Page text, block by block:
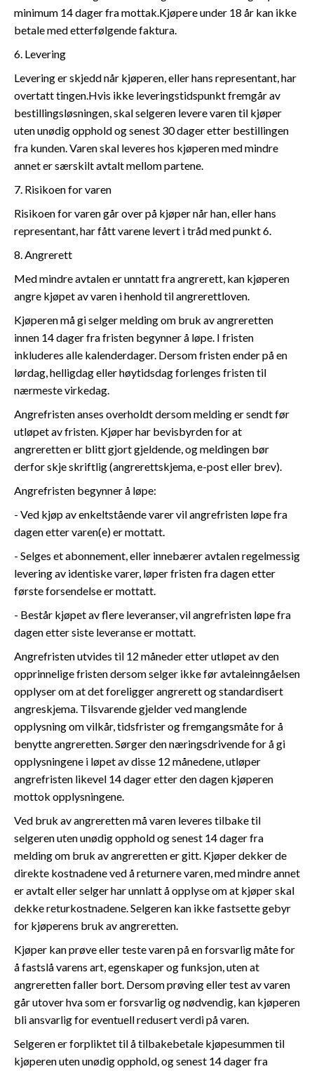
minimum 14 dager fra mottak.Kjøpere under 18 år kan ikke
betale med etterfølgende faktura.
6. Levering
Levering er skjedd når kjøperen, eller hans representant, har
overtatt tingen.Hvis ikke leveringstidspunkt fremgår av
bestillingsløsningen, skal selgeren levere varen til kjøper
uten unødig opphold og senest 30 dager etter bestillingen
fra kunden. Varen skal leveres hos kjøperen med mindre
annet er særskilt avtalt mellom partene.
7. Risikoen for varen
Risikoen for varen går over på kjøper når han, eller hans
representant, har fått varene levert i tråd med punkt 6.
8. Angrerett
Med mindre avtalen er unntatt fra angrerett, kan kjøperen
angre kjøpet av varen i henhold til angrerettloven.
Kjøperen må gi selger melding om bruk av angreretten
innen 14 dager fra fristen begynner å løpe. I fristen
inkluderes alle kalenderdager. Dersom fristen ender på en
lørdag, helligdag eller høytidsdag forlenges fristen til
nærmeste virkedag.
Angrefristen anses overholdt dersom melding er sendt før
utløpet av fristen. Kjøper har bevisbyrden for at
angreretten er blitt gjort gjeldende, og meldingen bør
derfor skje skriftlig (angrerettskjema, e-post eller brev).
Angrefristen begynner å løpe:
- Ved kjøp av enkeltstående varer vil angrefristen løpe fra
dagen etter varen(e) er mottatt.
- Selges et abonnement, eller innebærer avtalen regelmessig
levering av identiske varer, løper fristen fra dagen etter
første forsendelse er mottatt.
- Består kjøpet av flere leveranser, vil angrefristen løpe fra
dagen etter siste leveranse er mottatt.
Angrefristen utvides til 12 måneder etter utløpet av den
opprinnelige fristen dersom selger ikke før avtaleinngåelsen
opplyser om at det foreligger angrerett og standardisert
angreskjema. Tilsvarende gjelder ved manglende
opplysning om vilkår, tidsfrister og fremgangsmåte for å
benytte angreretten. Sørger den næringsdrivende for å gi
opplysningene i løpet av disse 12 månedene, utløper
angrefristen likevel 14 dager etter den dagen kjøperen
mottok opplysningene.
Ved bruk av angreretten må varen leveres tilbake til
selgeren uten unødig opphold og senest 14 dager fra
melding om bruk av angreretten er gitt. Kjøper dekker de
direkte kostnadene ved å returnere varen, med mindre annet
er avtalt eller selger har unnlatt å opplyse om at kjøper skal
dekke returkostnadene. Selgeren kan ikke fastsette gebyr
for kjøperens bruk av angreretten.
Kjøper kan prøve eller teste varen på en forsvarlig måte for
å fastslå varens art, egenskaper og funksjon, uten at
angreretten faller bort. Dersom prøving eller test av varen
går utover hva som er forsvarlig og nødvendig, kan kjøperen
bli ansvarlig for eventuell redusert verdi på varen.
Selgeren er forpliktet til å tilbakebetale kjøpesummen til
kjøperen uten unødig opphold, og senest 14 dager fra